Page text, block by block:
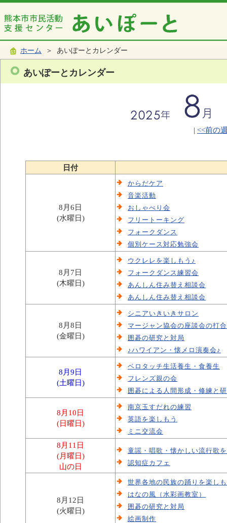
ホーム ＞ あいぽーとカレンダー
あいぽーとカレンダー
| <<前の
日付
8月6日
(水曜日)
からだケア
音楽活動
おしゃべり会
フリートーキング
フォークダンス
個別ケース対応勉強会
8月7日
(木曜日)
ウクレレを楽しもう♪
フォークダンス練習会
あんしん住み替え相談会
あんしん住み替え相談会
8月8日
(金曜日)
シニアいきいきサロン
マージャン協会の座談会の打
囲碁の研究と対局
♪ハワイアン・懐メロ演奏会♪
8月9日
(土曜日)
ベロタッチ生活養生・食養生
フレンズ親の会
囲碁による人間形成・修練と
8月10日
(日曜日)
南京玉すだれの練習
英語を楽しもう
ミニ交流会
8月11日
(月曜日)
山の日
童謡・唱歌・懐かしい流行歌
認知症カフェ
8月12日
(火曜日)
世界各地の民族の踊りを楽し
はなの風（水彩画教室）
囲碁の研究と対局
絵画制作